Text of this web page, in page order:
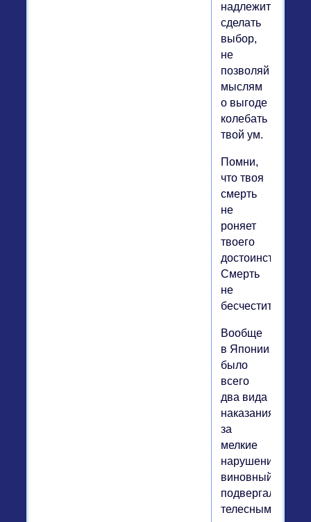
надлежит
сделать
выбор,
не
позволяй
мыслям
о выгоде
колебать
твой ум.
Помни,
что твоя
смерть
не
роняет
твоего
достоинства.
Смерть
не
бесчестит…
Вообще
в Японии
было
всего
два вида
наказания:
за
мелкие
нарушения
виновный
подвергался
телесным